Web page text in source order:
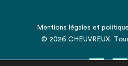
Mentions légales et
© 2026 CHEUVREUX.